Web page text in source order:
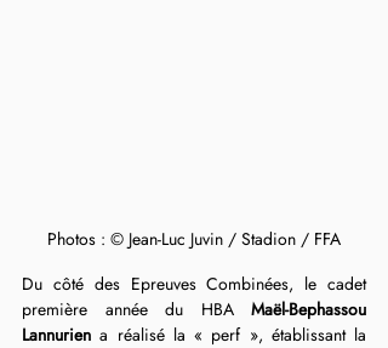
Photos : © Jean-Luc Juvin / Stadion / FFA
Du côté des Epreuves Combinées, le cadet
première année du HBA Maël-Bephassou
Lannurien a réalisé la « perf », établissant la